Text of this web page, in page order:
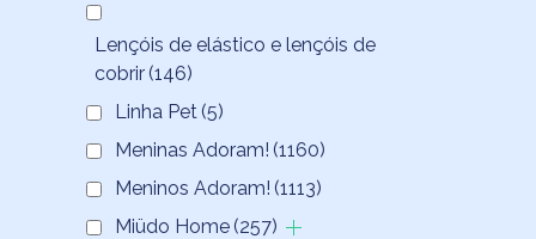
Lençóis de elástico e lençóis de
cobrir (146)
Linha Pet (5)
Meninas Adoram! (1160)
Meninos Adoram! (1113)
Miüdo Home (257)